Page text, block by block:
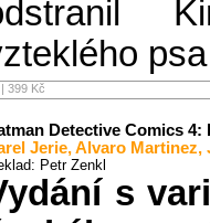
399 Kč
Detective Comics 4:
Jerie,Alvaro Martinez,
Petr Zenkl
s